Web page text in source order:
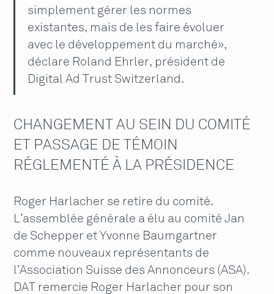
simplement gérer les normes
existantes, mais de les faire évoluer
avec le développement du marché»,
déclare Roland Ehrler, président de
Digital Ad Trust Switzerland.
CHANGEMENT AU SEIN DU COMITÉ
ET PASSAGE DE TÉMOIN
RÉGLEMENTÉ À LA PRÉSIDENCE
Roger Harlacher se retire du comité.
L’assemblée générale a élu au comité Jan
de Schepper et Yvonne Baumgartner
comme nouveaux représentants de
l’Association Suisse des Annonceurs (ASA).
DAT remercie Roger Harlacher pour son